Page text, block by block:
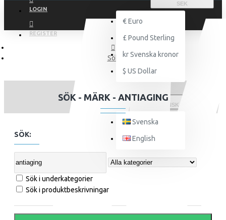
LOGIN
REGISTER
SEK
€ Euro
£ Pound Sterling
kr Svenska kronor
$ US Dollar
SVENSKA
Svenska
English
Sök
SÖK - MÄRK - ANTIAGING
SÖK:
Sök i underkategorier
Sök i produktbeskrivningar